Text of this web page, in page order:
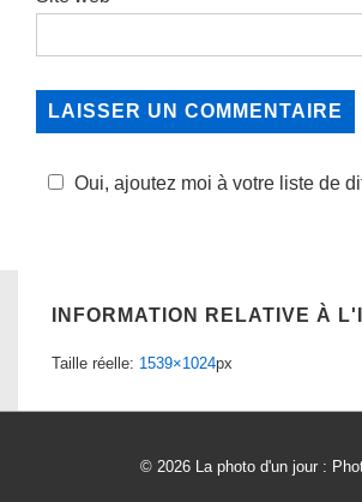
Oui, ajoutez moi à votre liste de
INFORMATION RELATIVE À
Taille réelle: 1539×1024px
© 2026 La photo d'un jour :